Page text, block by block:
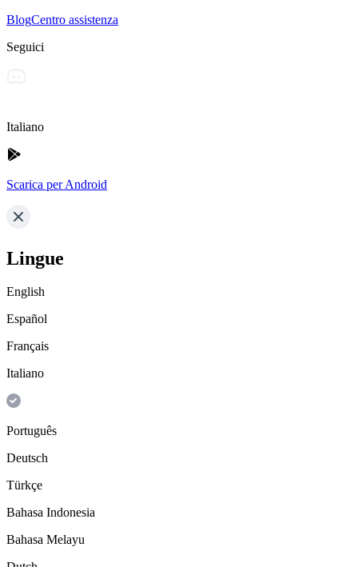
BlogCentro assistenza
Seguici
Italiano
Scarica per Android
Lingue
English
Español
Français
Italiano
Português
Deutsch
Türkçe
Bahasa Indonesia
Bahasa Melayu